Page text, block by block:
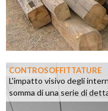
CONTROSOFFITTATURE
L'impatto visivo degli
somma di una serie di